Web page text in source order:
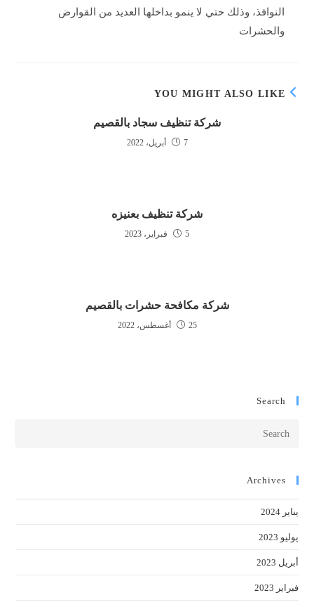
النوافذ، وذلك حتي لا ينمو بداخلها العديد من القوارض
والحشرات
YOU MIGHT ALSO LIKE
شركة تنظيف سجاد بالقصيم
7 أبريل، 2022
شركة تنظيف بعنيزه
5 فبراير، 2023
شركة مكافحة حشرات بالقصيم
25 أغسطس، 2022
Search
Archives
يناير 2024
يوليو 2023
أبريل 2023
فبراير 2023